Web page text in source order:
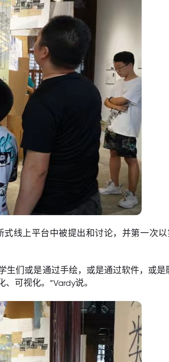
线上平台中被提出和讨论，并第一次
们或是通过手绘，或是通过软件，或
可视化。”Vardy说。